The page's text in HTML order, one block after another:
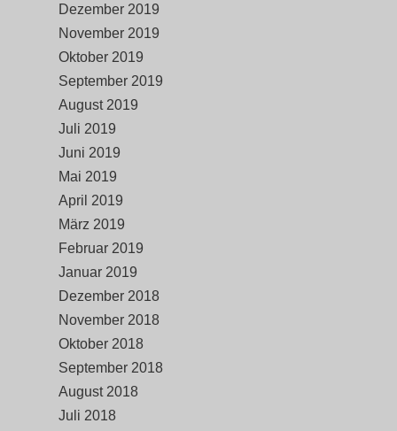
Dezember 2019
November 2019
Oktober 2019
September 2019
August 2019
Juli 2019
Juni 2019
Mai 2019
April 2019
März 2019
Februar 2019
Januar 2019
Dezember 2018
November 2018
Oktober 2018
September 2018
August 2018
Juli 2018